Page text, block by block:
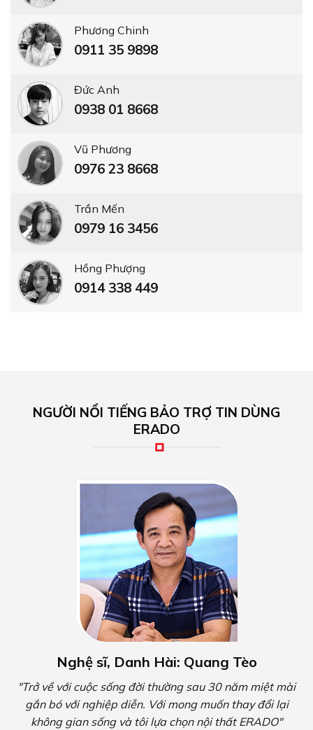
Phương Chinh
0911 35 9898
Đức Anh
0938 01 8668
Vũ Phương
0976 23 8668
Trần Mến
0979 16 3456
Hồng Phượng
0914 338 449
NGƯỜI NỔI TIẾNG BẢO TRỢ TIN DÙNG
ERADO
Nghệ sĩ, Danh Hài: Quang Tèo
"Trở về với cuộc sống đời thường sau 30 năm miệt mài
gắn bó với nghiệp diễn. Với mong muốn thay đổi lại
không gian sống và tôi lựa chọn nội thất ERADO"